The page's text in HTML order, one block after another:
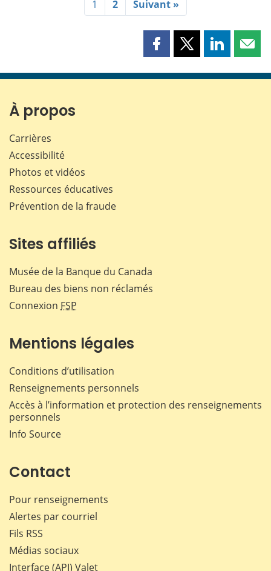
1 2 Suivant »
Partager
page
Partager
page
Partager
page page
À propos
Carrières
Accessibilité
Photos et vidéos
Ressources éducatives
Prévention de la fraude
Sites affiliés
Musée de la Banque du Canada
Bureau des biens non réclamés
Connexion FSP
Mentions légales
Conditions d’utilisation
Renseignements personnels
Accès à l’information et protection des renseignements
personnels
Info Source
Contact
Pour renseignements
Alertes par courriel
Fils RSS
Médias sociaux
Interface (API) Valet